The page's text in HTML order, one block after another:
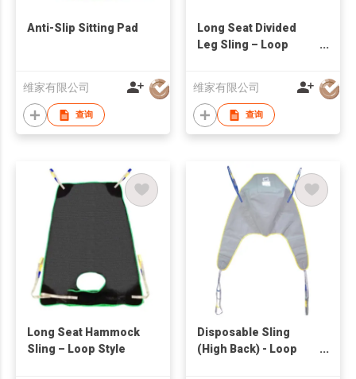
Anti-Slip Sitting Pad
维家有限公司
查询
Long Seat Divided
Leg Sling – Loop
维家有限公司
查询
Long Seat Hammock
Sling – Loop Style
Disposable Sling
(High Back) - Loop